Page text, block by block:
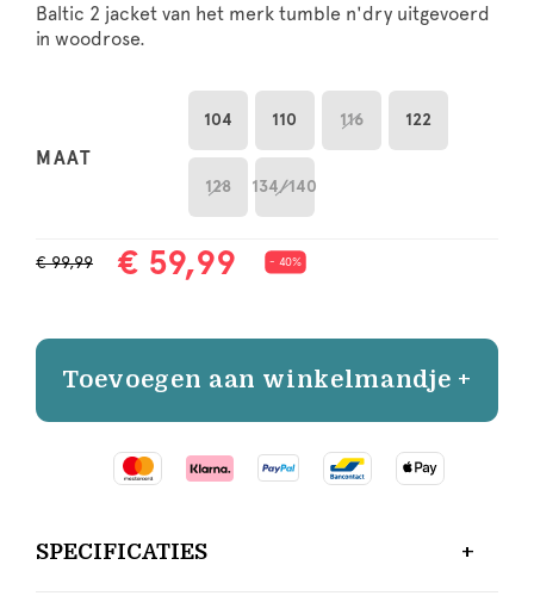
Baltic 2 jacket van het merk tumble n'dry uitgevoerd
in woodrose.
MAAT
104 110 116 122
128 134/140
€ 99,99 € 59,99 - 40%
Toevoegen aan winkelmandje +
SPECIFICATIES